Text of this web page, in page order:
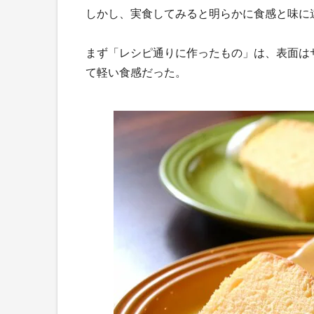
しかし、実食してみると明らかに食感と味に
まず「レシピ通りに作ったもの」は、表面
て軽い食感だった。